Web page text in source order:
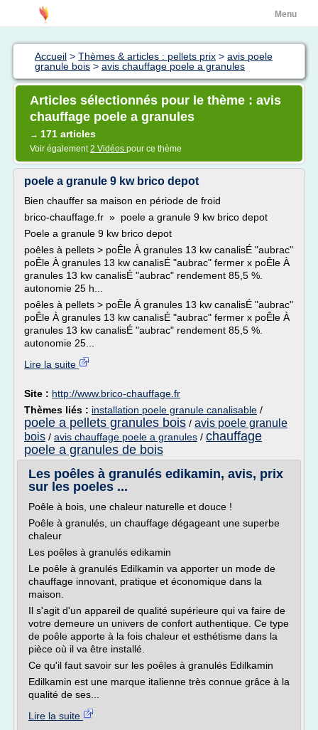
Menu
Accueil > Thèmes & articles : pellets prix > avis poele
granule bois > avis chauffage poele a granules
Articles sélectionnés pour le thème : avis
chauffage poele a granules
→ 171 articles
Voir également2 Vidéos pour ce thème
poele a granule 9 kw brico depot
Bien chauffer sa maison en période de froid
brico-chauffage.fr » poele a granule 9 kw brico depot
Poele a granule 9 kw brico depot
poêles à pellets > poÊle À granules 13 kw canalisÉ "aubrac"
poÊle À granules 13 kw canalisÉ "aubrac" fermer x poÊle À
granules 13 kw canalisÉ "aubrac" rendement 85,5 %.
autonomie 25 h...
poêles à pellets > poÊle À granules 13 kw canalisÉ "aubrac"
poÊle À granules 13 kw canalisÉ "aubrac" fermer x poÊle À
granules 13 kw canalisÉ "aubrac" rendement 85,5 %.
autonomie 25...
Lire la suite
Site : http://www.brico-chauffage.fr
Thèmes liés : installation poele granule canalisable /
poele a pellets granules bois / avis poele granule
bois / avis chauffage poele a granules / chauffage
poele a granules de bois
Les poêles à granulés edikamin, avis, prix
sur les poeles ...
Poêle à bois, une chaleur naturelle et douce !
Poêle à granulés, un chauffage dégageant une superbe
chaleur
Les poêles à granulés edikamin
Le poêle à granulés Edilkamin va apporter un mode de
chauffage innovant, pratique et économique dans la
maison.
Il s'agit d'un appareil de qualité supérieure qui va faire de
votre demeure un univers de confort authentique. Ce type
de poêle apporte à la fois chaleur et esthétisme dans la
pièce où il va être installé.
Ce qu'il faut savoir sur les poêles à granulés Edilkamin
Edilkamin est une marque italienne très connue grâce à la
qualité de ses...
Lire la suite